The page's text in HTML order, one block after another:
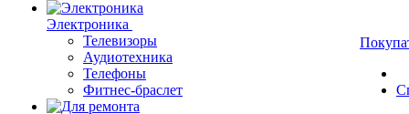
Электроника
Телевизоры
Аудиотехника
Телефоны
Фитнес-браслет